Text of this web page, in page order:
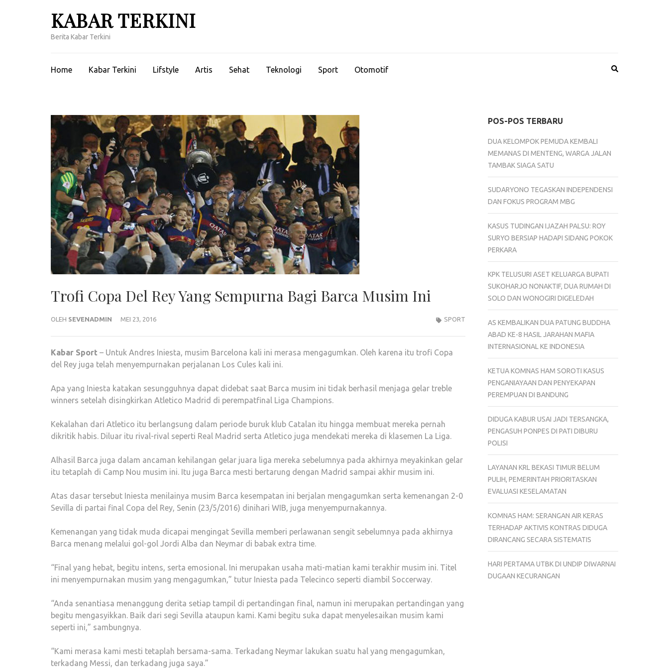
KABAR TERKINI
Berita Kabar Terkini
Home Kabar Terkini Lifstyle Artis Sehat Teknologi Sport Otomotif
Trofi Copa Del Rey Yang Sempurna Bagi Barca Musim Ini
OLEH SEVENADMIN MEI 23, 2016 SPORT
Kabar Sport – Untuk Andres Iniesta, musim Barcelona kali ini merasa mengagumkan. Oleh karena itu trofi Copa
del Rey juga telah menyempurnakan perjalanan Los Cules kali ini.
Apa yang Iniesta katakan sesungguhnya dapat didebat saat Barca musim ini tidak berhasil menjaga gelar treble
winners setelah disingkirkan Atletico Madrid di perempatfinal Liga Champions.
Kekalahan dari Atletico itu berlangsung dalam periode buruk klub Catalan itu hingga membuat mereka pernah
dikritik habis. Diluar itu rival-rival seperti Real Madrid serta Atletico juga mendekati mereka di klasemen La Liga.
Alhasil Barca juga dalam ancaman kehilangan gelar juara liga mereka sebelumnya pada akhirnya meyakinkan gelar
itu tetaplah di Camp Nou musim ini. Itu juga Barca mesti bertarung dengan Madrid sampai akhir musim ini.
Atas dasar tersebut Iniesta menilainya musim Barca kesempatan ini berjalan mengagumkan serta kemenangan 2-0
Sevilla di partai final Copa del Rey, Senin (23/5/2016) dinihari WIB, juga menyempurnakannya.
Kemenangan yang tidak muda dicapai mengingat Sevilla memberi perlawanan sengit sebelumnya pada akhirnya
Barca menang melalui gol-gol Jordi Alba dan Neymar di babak extra time.
“Final yang hebat, begitu intens, serta emosional. Ini merupakan usaha mati-matian kami terakhir musim ini. Titel
ini menyempurnakan musim yang mengagumkan,” tutur Iniesta pada Telecinco seperti diambil Soccerway.
“Anda senantiasa menanggung derita setiap tampil di pertandingan final, namun ini merupakan pertandingan yang
begitu mengasyikkan. Baik dari segi Sevilla ataupun kami. Kami begitu suka dapat menyelesaikan musim kami
seperti ini,” sambungnya.
“Kami merasa kami mesti tetaplah bersama-sama. Terkadang Neymar lakukan suatu hal yang mengagumkan,
terkadang Messi, dan terkadang juga saya.”
POS-POS TERBARU
DUA KELOMPOK PEMUDA KEMBALI
MEMANAS DI MENTENG, WARGA JALAN
TAMBAK SIAGA SATU
SUDARYONO TEGASKAN INDEPENDENSI
DAN FOKUS PROGRAM MBG
KASUS TUDINGAN IJAZAH PALSU: ROY
SURYO BERSIAP HADAPI SIDANG POKOK
PERKARA
KPK TELUSURI ASET KELUARGA BUPATI
SUKOHARJO NONAKTIF, DUA RUMAH DI
SOLO DAN WONOGIRI DIGELEDAH
AS KEMBALIKAN DUA PATUNG BUDDHA
ABAD KE-8 HASIL JARAHAN MAFIA
INTERNASIONAL KE INDONESIA
KETUA KOMNAS HAM SOROTI KASUS
PENGANIAYAAN DAN PENYEKAPAN
PEREMPUAN DI BANDUNG
DIDUGA KABUR USAI JADI TERSANGKA,
PENGASUH PONPES DI PATI DIBURU
POLISI
LAYANAN KRL BEKASI TIMUR BELUM
PULIH, PEMERINTAH PRIORITASKAN
EVALUASI KESELAMATAN
KOMNAS HAM: SERANGAN AIR KERAS
TERHADAP AKTIVIS KONTRAS DIDUGA
DIRANCANG SECARA SISTEMATIS
HARI PERTAMA UTBK DI UNDIP DIWARNAI
DUGAAN KECURANGAN